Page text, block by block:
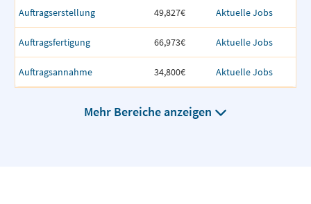
Auftragserstellung 49,827€ Aktuelle Jobs
Auftragsfertigung 66,973€ Aktuelle Jobs
Auftragsannahme 34,800€ Aktuelle Jobs
Mehr Bereiche anzeigen